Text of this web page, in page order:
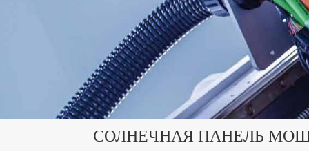
СОЛНЕЧНАЯ ПАНЕЛЬ